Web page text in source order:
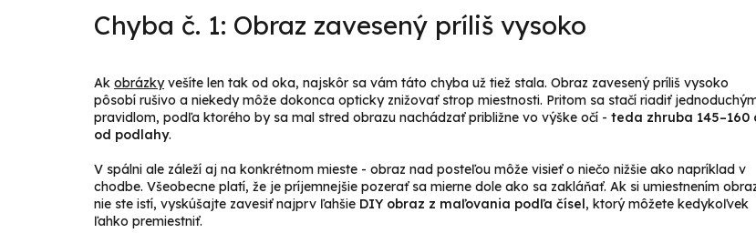
Chyba č. 1: Obraz zavesený príliš vysoko
Ak obrázkyvešíte len tak od oka, najskôr sa vám táto chyba už tiež stala. Obraz zavesený príliš vysoko
pôsobí rušivo a niekedy môže dokonca opticky znižovať strop miestnosti. Pritom sa stačí riadiť
pravidlom, podľa ktorého by sa mal stred obrazu nachádzať približne vo výške očí - teda zhruba 145–160
od podlahy.
V spálni ale záleží aj na konkrétnom mieste - obraz nad posteľou môže visieť o niečo nižšie ako napríklad v
chodbe. Všeobecne platí, že je príjemnejšie pozerať sa mierne dole ako sa zakláňať. Ak si umiestnením
nie ste istí, vyskúšajte zavesiť najprv ľahšie DIY obraz z maľovania podľa čísel, ktorý môžete kedykoľvek
ľahko premiestniť.